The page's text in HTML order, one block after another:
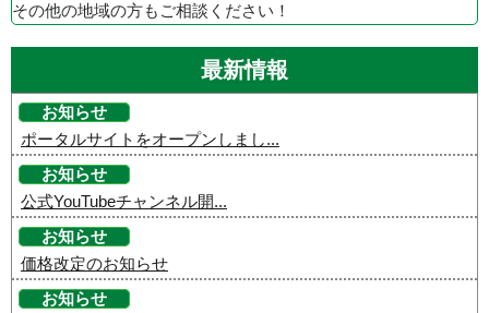
その他の地域の方もご相談ください！
最新情報
お知らせ
ポータルサイトをオープンしまし...
お知らせ
公式YouTubeチャンネル開...
お知らせ
価格改定のお知らせ
お知らせ